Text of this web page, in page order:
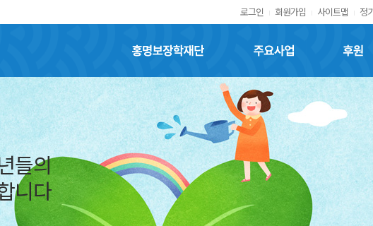
로그인 회원가입 사이트맵 정
홍명보장학재단 주요사업 후원
들의
니다